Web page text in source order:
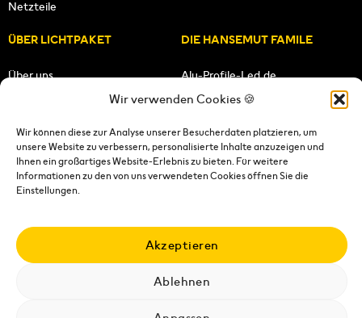
Wir verwenden Cookies 🍪
Wir können diese zur Analyse unserer Besucherdaten platzieren, um
unsere Website zu verbessern, personalisierte Inhalte anzuzeigen und
Ihnen ein großartiges Website-Erlebnis zu bieten. Für weitere
Informationen zu den von uns verwendeten Cookies öffnen Sie die
Einstellungen.
Akzeptieren
Ablehnen
Netzteile
ÜBER LICHTPAKET
Über uns
Unser Team
DIE HANSEMUT FAMILE
Alu-Profile-Led.de
Lichtpaket.de
Datenschutzerklärung|Wiederrufsrecht